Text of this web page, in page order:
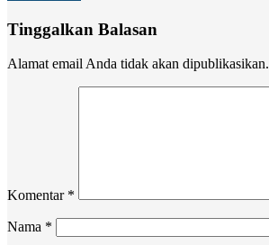
Tinggalkan Balasan
Alamat email Anda tidak akan dipublikasikan.
Komentar *
Nama *